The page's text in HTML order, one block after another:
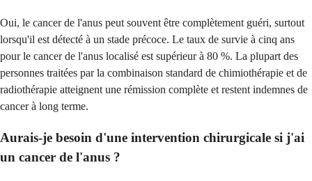
Oui, le cancer de l'anus peut souvent être complètement guéri, surtout
lorsqu'il est détecté à un stade précoce. Le taux de survie à cinq ans
pour le cancer de l'anus localisé est supérieur à 80 %. La plupart des
personnes traitées par la combinaison standard de chimiothérapie et de
radiothérapie atteignent une rémission complète et restent indemnes de
cancer à long terme.
Aurais-je besoin d'une intervention chirurgicale si j'ai
un cancer de l'anus ?